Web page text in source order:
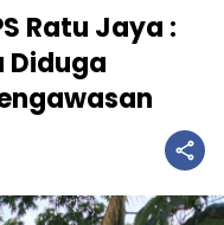
Ratu Jaya :
Diduga